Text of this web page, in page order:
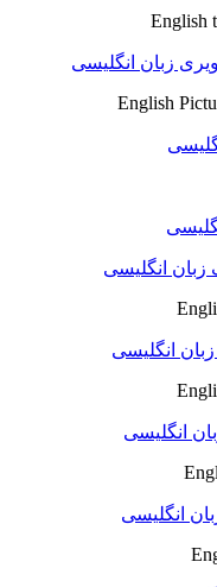
English
زبان انگلیسی
English
زبان انگلیسی
انگلیسی
انگلیسی
انگلیسی